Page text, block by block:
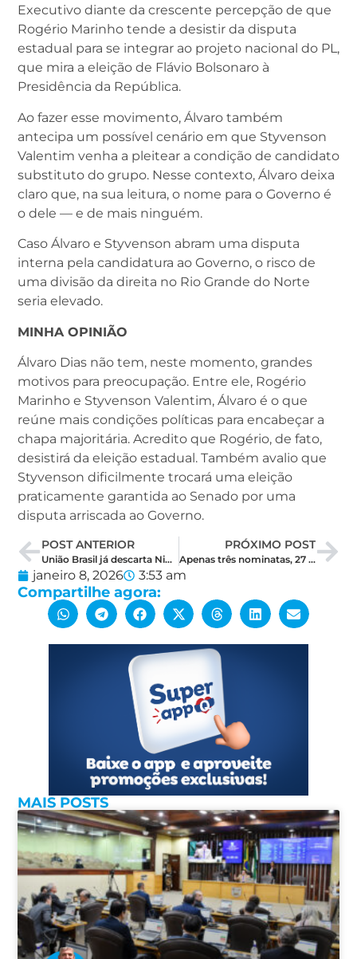
Executivo diante da crescente percepção de que
Rogério Marinho tende a desistir da disputa
estadual para se integrar ao projeto nacional do PL,
que mira a eleição de Flávio Bolsonaro à
Presidência da República.
Ao fazer esse movimento, Álvaro também
antecipa um possível cenário em que Styvenson
Valentim venha a pleitear a condição de candidato
substituto do grupo. Nesse contexto, Álvaro deixa
claro que, na sua leitura, o nome para o Governo é
o dele — e de mais ninguém.
Caso Álvaro e Styvenson abram uma disputa
interna pela candidatura ao Governo, o risco de
uma divisão da direita no Rio Grande do Norte
seria elevado.
MINHA OPINIÃO
Álvaro Dias não tem, neste momento, grandes
motivos para preocupação. Entre ele, Rogério
Marinho e Styvenson Valentim, Álvaro é o que
reúne mais condições políticas para encabeçar a
chapa majoritária. Acredito que Rogério, de fato,
desistirá da eleição estadual. Também avalio que
Styvenson dificilmente trocará uma eleição
praticamente garantida ao Senado por uma
disputa arriscada ao Governo.
POST ANTERIOR
União Brasil já descarta Nina Souza e PL trata vereadora como integrante na nominata
PRÓXIMO POST
Apenas três nominatas, 27 nomes e oito vagas: o novo desenho da eleição de deputado federal no RN
janeiro 8, 2026 3:53 am
Compartilhe agora:
MAIS POSTS